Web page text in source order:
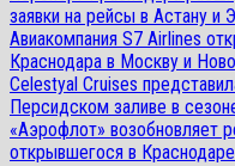
заявки на рейсы в Астану и
Авиакомпания S7 Airlines
Краснодара в Москву и
Celestyal Cruises
Персидском заливе в
«Аэрофлот» возобновляет
открывшегося в